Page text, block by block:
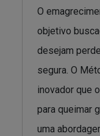
O
objetivo
desejam
segura. O
inovador que
para queimar
uma